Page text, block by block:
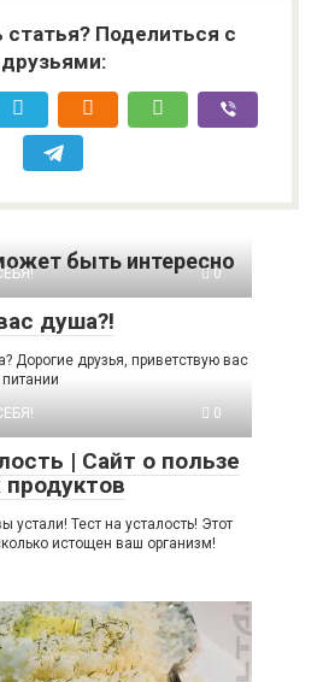
статья? Поделиться с
друзьями:
быть интересно
0
душа?!
Дорогие друзья, приветствую вас
0
| Сайт о пользе
устали! Тест на усталость! Этот
истощен ваш организм!